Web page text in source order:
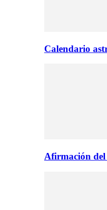
Calendario
Afirmación del